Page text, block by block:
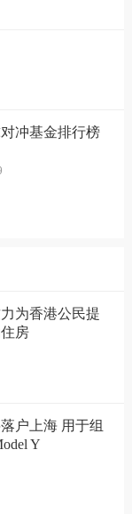
冲基金排行榜
为香港公民提
房
户上海 用于组
Y